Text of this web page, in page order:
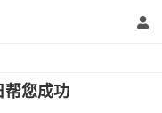
帮您成功